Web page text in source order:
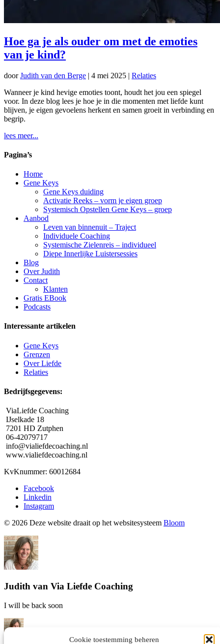
Cookie toestemming beheren
Hoe ga je als ouder om met de emoties
van je kind?
doorJudith van den Berge | 4 mei 2025 | Relaties
Wanneer je kind hevige emoties toont, houdt het jou een spiegel
voor. In deze blog lees je hoe je in die momenten met liefde kunt
blijven, je eigen gevoelens herkent en samen groeit in verbinding en
begrip.
lees meer...
Pagina’s
Home
Gene Keys
Gene Keys duiding
Activatie Reeks – vorm je eigen groep
Systemisch Opstellen Gene Keys – groep
Aanbod
Leven van binnenuit – Traject
Individuele Coaching
Systemische Zielenreis – individueel
Diepe Innerlijke Luistersessies
Blog
Over Judith
Contact
Klanten
Gratis EBook
Podcasts
Interessante artikelen
Gene Keys
Grenzen
Over Liefde
Relaties
Bedrijfsgegevens:
ViaLiefde Coaching
IJselkade 18
7201 HD Zutphen
06-42079717
info@vialiefdecoaching.nl
www.vialiefdecoaching.nl
KvKnummer: 60012684
Facebook
Linkedin
Instagram
© 2026 Deze website draait op het websitesysteem Bloom
Judith van Via Liefde Coaching
I will be back soon